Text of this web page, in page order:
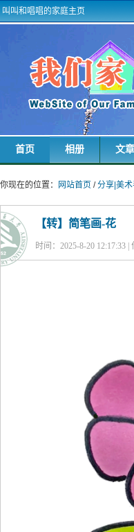
叫叫和唱唱的家庭主页
首页 相册 文章
你现在的位置： 网站首页 /分享|美
【转】简笔画-花
时间：2025-8-20 12:17:33